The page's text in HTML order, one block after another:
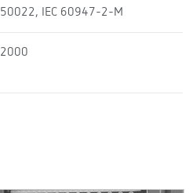
50022, IEC 60947-2-M
2000